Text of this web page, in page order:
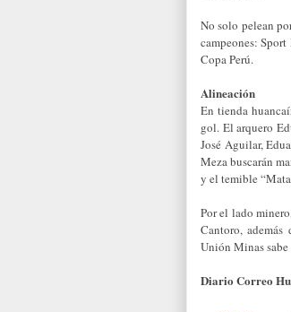
No solo pelean
campeones:
Copa Perú.
Alineación
En tienda
gol. El arquero
José Aguilar,
Meza buscarán
y el temible
Por el lado
Cantoro,
Unión Minas
Diario Correo